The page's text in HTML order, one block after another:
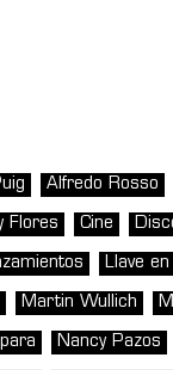
Alfredo Rosso
Flores Cine
Llave
Martin Wullich
Nancy Pazos